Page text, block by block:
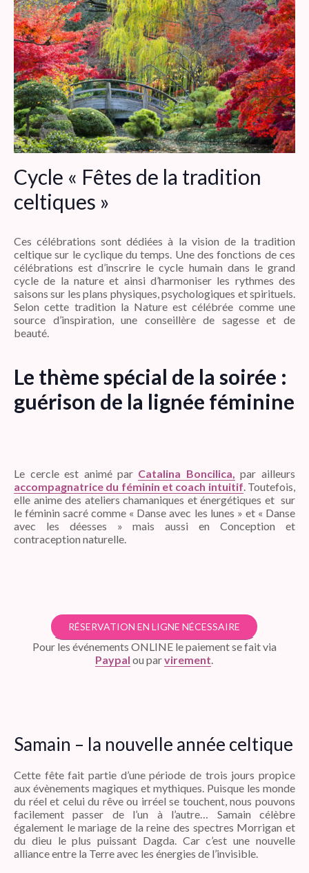
Cycle « Fêtes de la tradition
celtiques »
Ces célébrations sont dédiées à la vision de la tradition
celtique sur le cyclique du temps. Une des fonctions de ces
célébrations est d’inscrire le cycle humain dans le grand
cycle de la nature et ainsi d’harmoniser les rythmes des
saisons sur les plans physiques, psychologiques et spirituels.
Selon cette tradition la Nature est célébrée comme une
source d’inspiration, une conseillère de sagesse et de
beauté.
Le thème spécial de la soirée :
guérison de la lignée féminine
Le cercle est animé par Catalina Boncilica, par ailleurs
accompagnatrice du féminin et coach intuitif. Toutefois,
elle anime des ateliers chamaniques et énergétiques et sur
le féminin sacré comme « Danse avec les lunes » et « Danse
avec les déesses » mais aussi en Conception et
contraception naturelle.
RÉSERVATION EN LIGNE NÉCESSAIRE
Pour les événements ONLINE le paiement se fait via
Paypal ou parvirement.
Samain – la nouvelle année celtique
Cette fête fait partie d’une période de trois jours propice
aux évènements magiques et mythiques. Puisque les monde
du réel et celui du rêve ou irréel se touchent, nous pouvons
facilement passer de l’un à l’autre…⁠ Samain célèbre
également le mariage de la reine des spectres Morrigan et
du dieu le plus puissant Dagda. Car c’est une nouvelle
alliance entre la Terre avec les énergies de l’invisible. ⁠